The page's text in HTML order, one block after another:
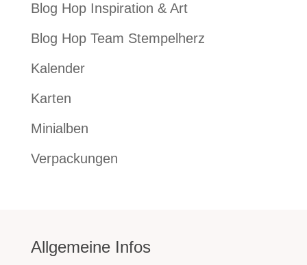
Blog Hop Inspiration & Art
Blog Hop Team Stempelherz
Kalender
Karten
Minialben
Verpackungen
Allgemeine Infos